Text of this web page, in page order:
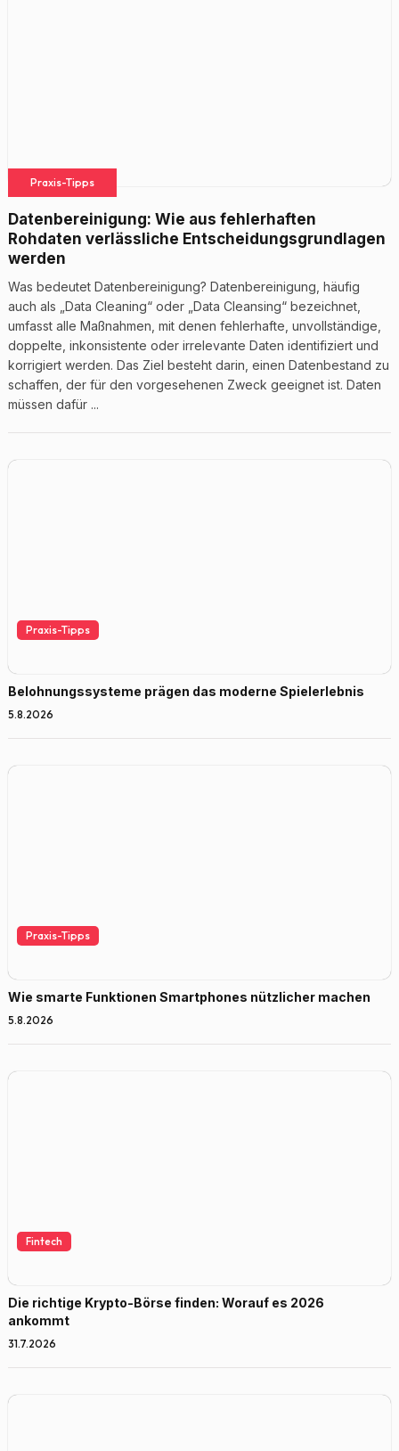
Praxis-Tipps
Datenbereinigung: Wie aus fehlerhaften
Rohdaten verlässliche Entscheidungsgrundlagen
werden
Was bedeutet Datenbereinigung? Datenbereinigung, häufig
auch als „Data Cleaning“ oder „Data Cleansing“ bezeichnet,
umfasst alle Maßnahmen, mit denen fehlerhafte, unvollständige,
doppelte, inkonsistente oder irrelevante Daten identifiziert und
korrigiert werden. Das Ziel besteht darin, einen Datenbestand zu
schaffen, der für den vorgesehenen Zweck geeignet ist. Daten
müssen dafür ...
Praxis-Tipps
Belohnungssysteme prägen das moderne Spielerlebnis
5.8.2026
Praxis-Tipps
Wie smarte Funktionen Smartphones nützlicher machen
5.8.2026
Fintech
Die richtige Krypto-Börse finden: Worauf es 2026
ankommt
31.7.2026